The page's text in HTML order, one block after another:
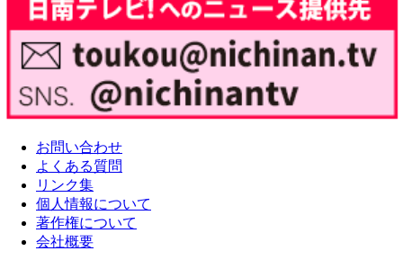
お問い合わせ
よくある質問
リンク集
個人情報について
著作権について
会社概要